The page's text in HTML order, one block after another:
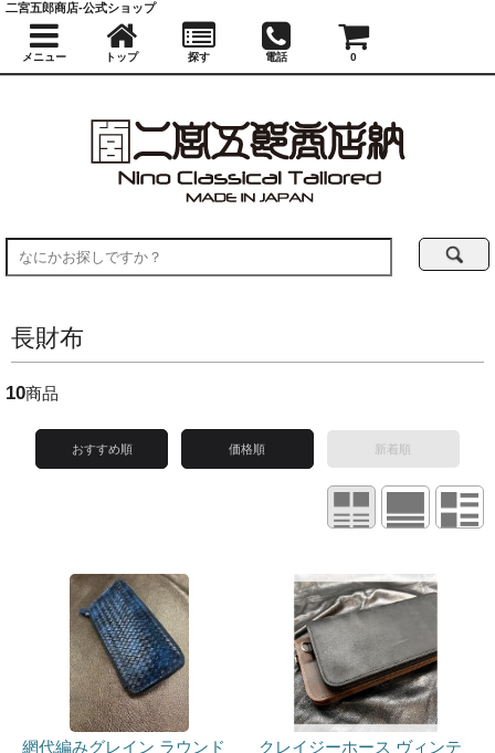
長財布
10商品
おすすめ順 価格順 新着順
網代編みグレイン ラウンド
クレイジーホース ヴィンテ
二宮五郎商店-公式ショップ
メニュー トップ 探す 電話 0